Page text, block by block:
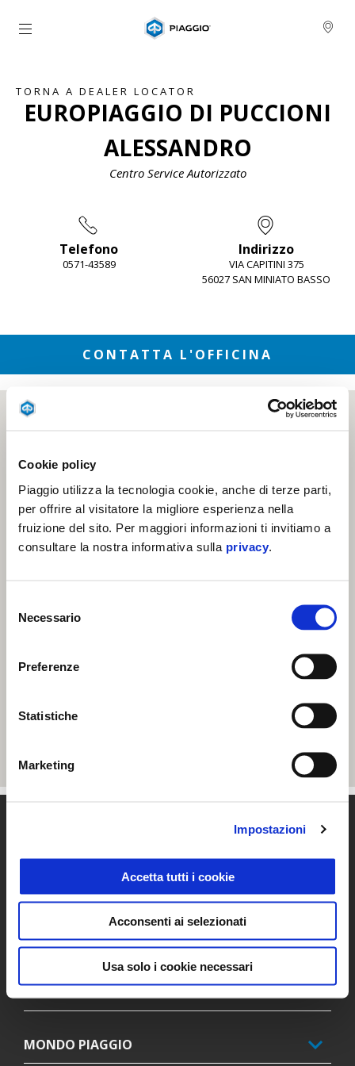
Cookie policy
Piaggio utilizza la tecnologia cookie, anche di terze parti,
per offrire al visitatore la migliore esperienza nella
fruizione del sito. Per maggiori informazioni ti invitiamo a
consultare la nostra informativa sulla privacy
delNecessario
Preferenze
Statistiche
Marketing
Impostazioni
Accetta tutti i cookie
Acconsenti ai selezionati
Usa solo i cookie necessari
Vai al contenuto principale
TORNA A DEALER LOCATOR
EUROPIAGGIO DI PUCCIONI
ALESSANDRO
Centro Service Autorizzato
Telefono
0571-43589
Indirizzo
VIA CAPITINI 375
56027 SAN MINIATO BASSO
CONTATTA L'OFFICINA
PROMOZIONI
MONDO PIAGGIO